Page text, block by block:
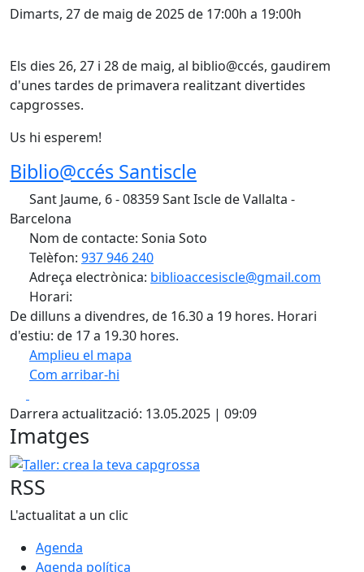
Dimarts, 27 de maig de 2025 de 17:00h a 19:00h
Els dies 26, 27 i 28 de maig, al biblio@ccés, gaudirem
d'unes tardes de primavera realitzant divertides
capgrosses.
Us hi esperem!
Biblio@ccés Santiscle
Sant Jaume, 6 - 08359 Sant Iscle de Vallalta -
Barcelona
Nom de contacte: Sonia Soto
Telèfon: 937 946 240
Adreça electrònica: biblioaccesiscle@gmail.com
Horari:
De dilluns a divendres, de 16.30 a 19 hores. Horari
d'estiu: de 17 a 19.30 hores.
Amplieu el mapa
Com arribar-hi
+
−
Darrera actualització: 13.05.2025 | 09:09
Imatges
Taller: crea la teva capgrossa
RSS
L'actualitat a un clic
Agenda
Agenda política